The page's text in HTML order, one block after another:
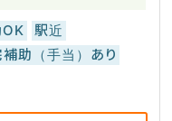
駅近
助（手当）あり